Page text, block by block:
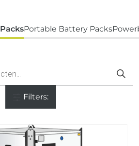
Portable Battery Packs
Filters: